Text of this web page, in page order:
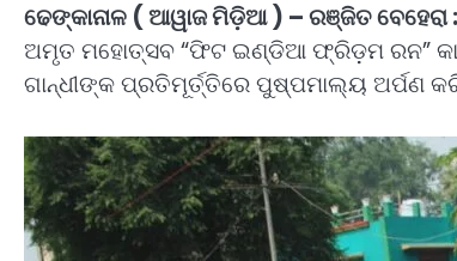
ଢେଙ୍କାନାଳ ( ଆୱାଜ ମିଡ଼ିଆ ) – ରଞ୍ଜିତ ବେହେରା :
ଅମୃତ ମହୋତ୍ସବ “ଫିଟ ଇଣ୍ଡିଆ ଫ୍ରିଡ଼ମ ରନ”
ଗାନ୍ଧୀଙ୍କ ପ୍ରତିମୂର୍ତ୍ତିରେ ପୁଷ୍ପମାଲ୍ୟ